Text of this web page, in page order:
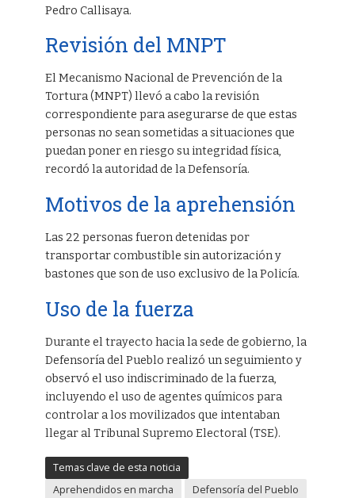
Pedro Callisaya.
Revisión del MNPT
El Mecanismo Nacional de Prevención de la
Tortura (MNPT) llevó a cabo la revisión
correspondiente para asegurarse de que estas
personas no sean sometidas a situaciones que
puedan poner en riesgo su integridad física,
recordó la autoridad de la Defensoría.
Motivos de la aprehensión
Las 22 personas fueron detenidas por
transportar combustible sin autorización y
bastones que son de uso exclusivo de la Policía.
Uso de la fuerza
Durante el trayecto hacia la sede de gobierno, la
Defensoría del Pueblo realizó un seguimiento y
observó el uso indiscriminado de la fuerza,
incluyendo el uso de agentes químicos para
controlar a los movilizados que intentaban
llegar al Tribunal Supremo Electoral (TSE).
Temas clave de esta noticia
Aprehendidos en marcha
Defensoría del Pueblo